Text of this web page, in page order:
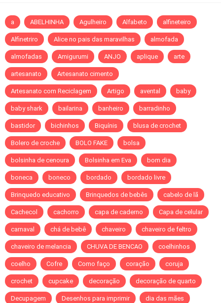
a ABELHINHA Agulheiro Alfabeto alfineteiro
Alfinetriro Alice no pais das maravilhas almofada
almofadas Amigurumi ANJO aplique arte
artesanato Artesanato cimento
Artesanato com Reciclagem Artigo avental baby
baby shark bailarina banheiro barradinho
bastidor bichinhos Biquínis blusa de crochet
Bolero de croche BOLO FAKE bolsa
bolsinha de cenoura Bolsinha em Eva bom dia
boneca boneco bordado bordado livre
Brinquedo educativo Brinquedos de bebês cabelo de lã
Cachecol cachorro capa de caderno Capa de celular
carnaval chá de bebê chaveiro chaveiro de feltro
chaveiro de melancia CHUVA DE BENCAO coelhinhos
coelho Cofre Como faço coração coruja
crochet cupcake decoração decoração de quarto
Decupagem Desenhos para imprimir dia das mães